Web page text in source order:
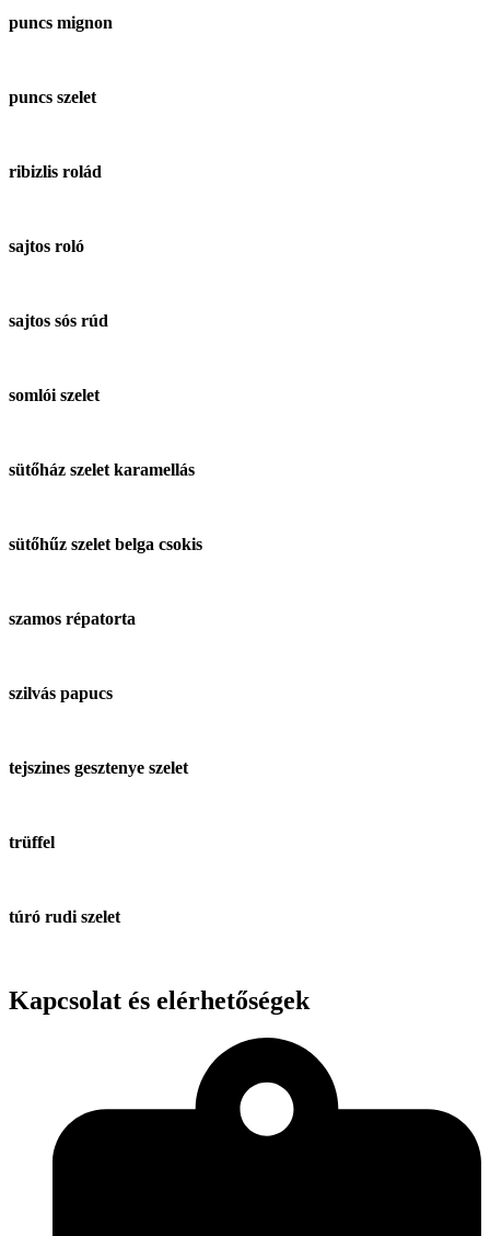
puncs mignon
puncs szelet
ribizlis rolád
sajtos roló
sajtos sós rúd
somlói szelet
sütőház szelet karamellás
sütőhűz szelet belga csokis
szamos répatorta
szilvás papucs
tejszines gesztenye szelet
trüffel
túró rudi szelet
Kapcsolat és elérhetőségek